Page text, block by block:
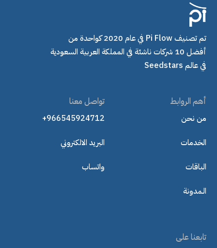
تم تصنيف Pi Flow في عام 2020 كواحدة من
أفضل 10 شركات ناشئة في المملكة العربية السعودية
في عالم Seedstars
أهم الروابط
من نحن
الخدمات
الباقات
الـمدونة
تواصل معنا
+966545924712
البريد الالكتروني
واتساب
تابعنا على